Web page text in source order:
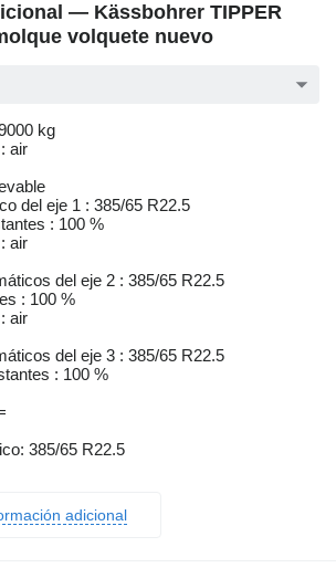
— Kässbohrer TIPPER
volquete nuevo
kg
air
del eje 1 : 385/65 R22.5
: 100 %
air
del eje 2 : 385/65 R22.5
: 100 %
air
del eje 3 : 385/65 R22.5
: 100 %
385/65 R22.5
adicional